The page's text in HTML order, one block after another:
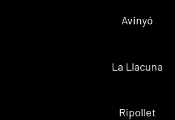
Avinyó
La Llacuna
Ripollet